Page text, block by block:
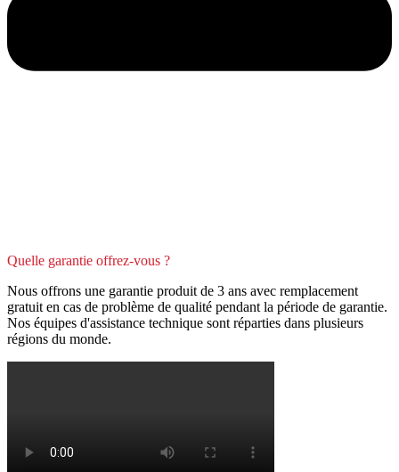
Quelle garantie offrez-vous ?
Nous offrons une garantie produit de 3 ans avec remplacement
gratuit en cas de problème de qualité pendant la période de garantie.
Nos équipes d'assistance technique sont réparties dans plusieurs
régions du monde.